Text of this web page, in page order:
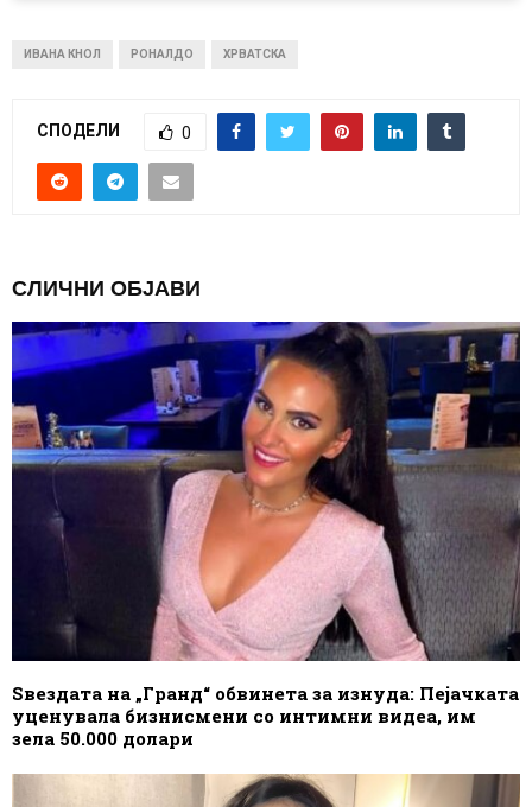
ИВАНА КНОЛ РОНАЛДО ХРВАТСКА
СПОДЕЛИ 0
СЛИЧНИ ОБЈАВИ
Ѕвездата на „Гранд“ обвинета за изнуда: Пејачката
уценувала бизнисмени со интимни видеа, им
зела 50.000 долари